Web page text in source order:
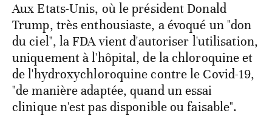
Aux Etats-Unis, où le président Donald
Trump, très enthousiaste, a évoqué un "don
du ciel", la FDA vient d'autoriser l'utilisation,
uniquement à l'hôpital, de la chloroquine et
de l'hydroxychloroquine contre le Covid-19,
"de manière adaptée, quand un essai
clinique n'est pas disponible ou faisable".